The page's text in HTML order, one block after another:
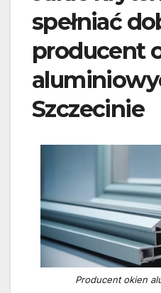
spełniać
producent
Szczecinie
Producent okien